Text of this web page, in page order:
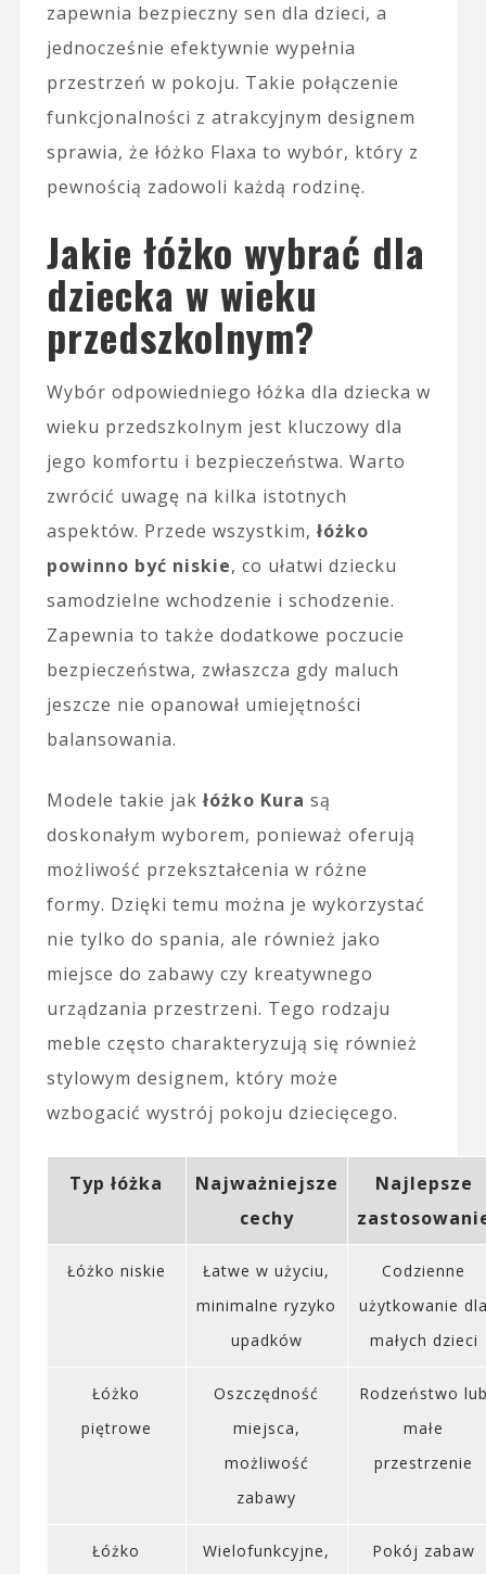
zapewnia bezpieczny sen dla dzieci, a
jednocześnie efektywnie wypełnia
przestrzeń w pokoju. Takie połączenie
funkcjonalności z atrakcyjnym designem
sprawia, że łóżko Flaxa to wybór, który z
pewnością zadowoli każdą rodzinę.
Jakie łóżko wybrać dla
dziecka w wieku
przedszkolnym?
Wybór odpowiedniego łóżka dla dziecka w
wieku przedszkolnym jest kluczowy dla
jego komfortu i bezpieczeństwa. Warto
zwrócić uwagę na kilka istotnych
aspektów. Przede wszystkim, łóżko
powinno być niskie, co ułatwi dziecku
samodzielne wchodzenie i schodzenie.
Zapewnia to także dodatkowe poczucie
bezpieczeństwa, zwłaszcza gdy maluch
jeszcze nie opanował umiejętności
balansowania.
Modele takie jak łóżko Kura są
doskonałym wyborem, ponieważ oferują
możliwość przekształcenia w różne
formy. Dzięki temu można je wykorzystać
nie tylko do spania, ale również jako
miejsce do zabawy czy kreatywnego
urządzania przestrzeni. Tego rodzaju
meble często charakteryzują się również
stylowym designem, który może
wzbogacić wystrój pokoju dziecięcego.
Typ łóżka
Najważniejsze
cechy
Najlepsze
Łóżko niskie
Łatwe w użyciu,
minimalne ryzyko
upadków
Codzienne
użytkowanie
małych dzieci
Łóżko
piętrowe
Oszczędność
miejsca,
możliwość
zabawy
Rodzeństwo
małe
przestrzenie
Łóżko
Wielofunkcyjne,
Pokój zabaw